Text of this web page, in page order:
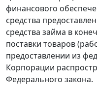
финансового
средства
средства займа в
поставки товаров
предоставлении из
Корпорации
Федерального закона.